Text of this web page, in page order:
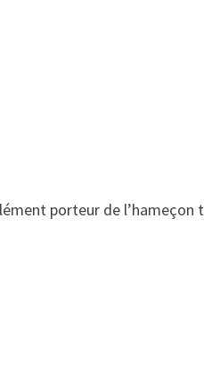
porteur de l’hameçon